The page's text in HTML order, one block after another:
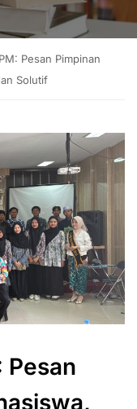
Pesan Pimpinan
Solutif
Pesan